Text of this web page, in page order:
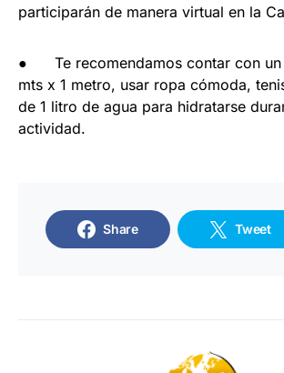
participarán de manera virtual en la
● Te recomendamos contar con un
mts x 1 metro, usar ropa cómoda,
de 1 litro de agua para hidratarse
actividad.
Share Tweet